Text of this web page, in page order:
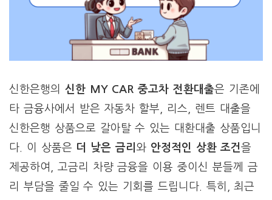
신한은행의 신한 MY CAR 중고차 전환대출은 기존에
타 금융사에서 받은 자동차 할부, 리스, 렌트 대출을
신한은행 상품으로 갈아탈 수 있는 대환대출 상품입니
다. 이 상품은 더 낮은 금리 와 안정적인 상환 조건을
제공하여, 고금리 차량 금융을 이용 중이신 분들께 금
리 부담을 줄일 수 있는 기회를 드립니다. 특히, 최근